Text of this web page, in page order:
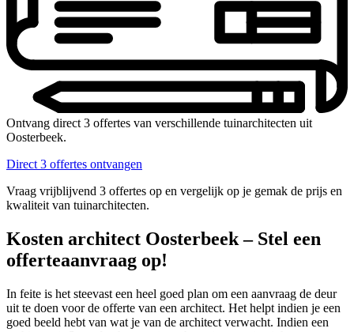
Ontvang direct 3 offertes van verschillende tuinarchitecten uit
Oosterbeek.
Direct 3 offertes ontvangen
Vraag vrijblijvend 3 offertes op en vergelijk op je gemak de prijs en
kwaliteit van tuinarchitecten.
Kosten architect Oosterbeek – Stel een
offerteaanvraag op!
In feite is het steevast een heel goed plan om een aanvraag de deur
uit te doen voor de offerte van een architect. Het helpt indien je een
goed beeld hebt van wat je van de architect verwacht. Indien een